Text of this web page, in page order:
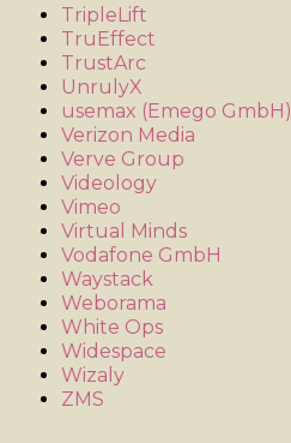
TripleLift
TruEffect
TrustArc
UnrulyX
usemax (Emego GmbH)
Verizon Media
Verve Group
Videology
Vimeo
Virtual Minds
Vodafone GmbH
Waystack
Weborama
White Ops
Widespace
Wizaly
ZMS